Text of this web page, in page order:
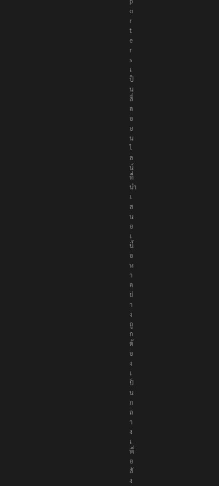
o
r
t
e
r
s
เ
ป็
น
สื่
อ
อ
อ
น
ไ
ล
น์
ที่
นำ
เ
ส
น
อ
เ
นื้
อ
ห
า
อ
ย่
า
ง
ถู
ก
ต้
อ
ง
เ
ป็
น
ก
ล
า
ง
เ
พื่
อ
สั
ง